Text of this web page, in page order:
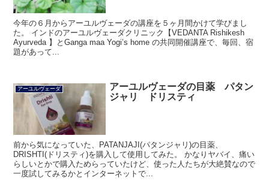
今年の６月からアーユルヴェーダの講座を５ヶ月間かけて学びまし
た。 インドのアーユルヴェーダクリニック【VEDANTA Rishikesh
Ayurveda 】とGanga maa Yogi’s home の共同開催講座で、毎回、宿
題があって...
アーユルヴェーダ
アーユルヴェーダの目薬 パタン
ジャリ ドリスティ
前から気になっていた、PATANJAJI(パタンジャリ)の目薬、
DRISHTI(ドリスティ)を購入して使用してみた。 かなりヤバイ、痛い
らしいとかで購入ためらっていたけど、使った人たちが大絶賛なので
一度試してみるかとインターネットで...